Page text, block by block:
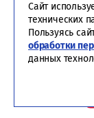
ПОЛИТИКА
Сайт
технических
Пользуясь
обработки
данных